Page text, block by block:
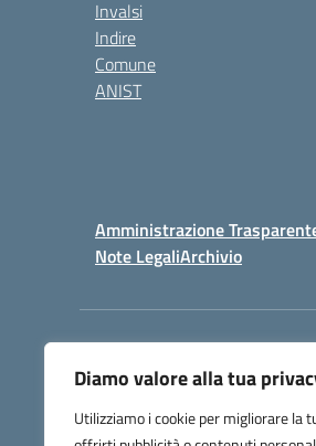
Diamo valore alla tua
Utilizziamo i cookie per migliorare la
Invalsi
Indire
Comune
ANIST
Amministrazione
Note LegaliArchivio